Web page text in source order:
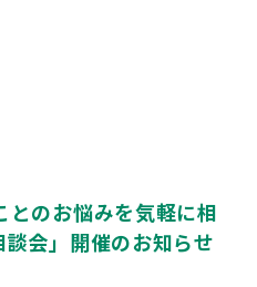
とのお悩みを気軽に相
会」開催のお知らせ